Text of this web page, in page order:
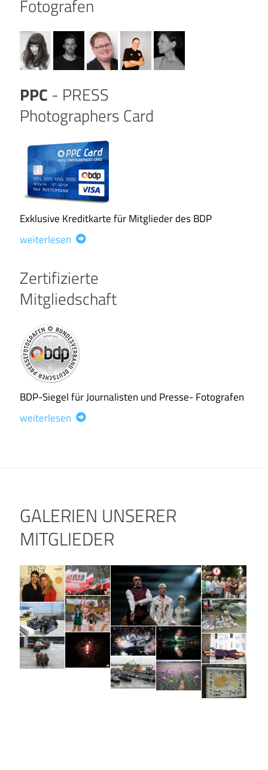
Fotografen
PPC - PRESS
Photographers Card
Exklusive Kreditkarte für Mitglieder des BDP
weiterlesen
Zertifizierte
Mitgliedschaft
BDP-Siegel für Journalisten und Presse- Fotografen
weiterlesen
GALERIEN UNSERER
MITGLIEDER